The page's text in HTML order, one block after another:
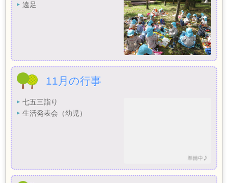
遠足
11月の行事
七五三詣り
生活発表会（幼児）